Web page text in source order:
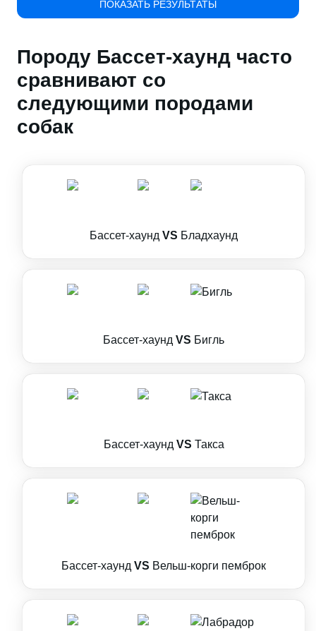
ПОКАЗАТЬ РЕЗУЛЬТАТЫ
Породу Бассет-хаунд часто
сравнивают со
следующими породами
собак
Бассет-хаунд VS Бладхаунд
Бассет-хаунд VS Бигль
Бассет-хаунд VS Такса
Бассет-хаунд VS Вельш-корги пемброк